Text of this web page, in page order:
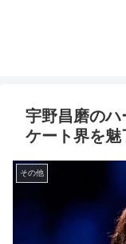
宇野昌磨の
ケート界を魅
その他